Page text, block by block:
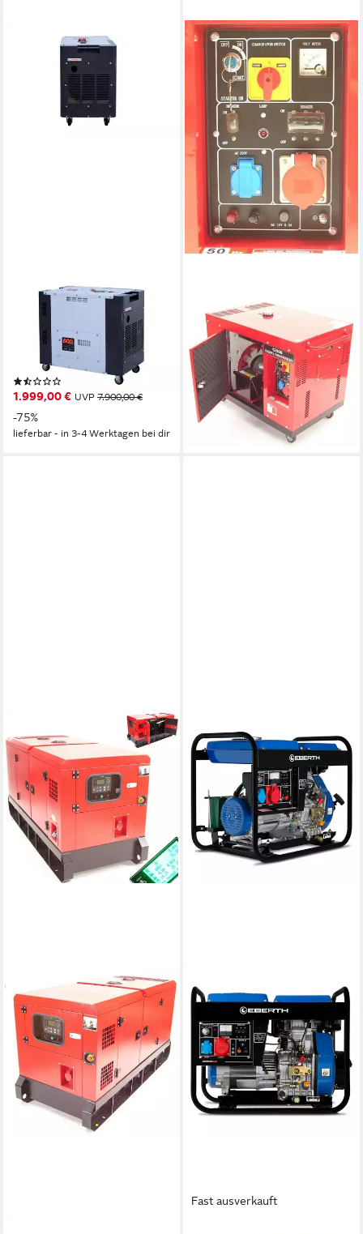
DAEWOO POWER PRODUCTS
Stromerzeuger Diesel
Notstromaggregat
DDAE10500DSE-3G, 11,03 in
1.999,00 € UVP 7.900,00 €
-75%
lieferbar - in 3-4 Werktagen bei dir
Stromerzeuger Diesel
Stromerzeuger 12000
Notstromaggregat 400V
230V 06273
3.598,00 €
5.990,00 €
-40%
lieferbar - in 9-11 Werktagen bei
Fast ausverkauft